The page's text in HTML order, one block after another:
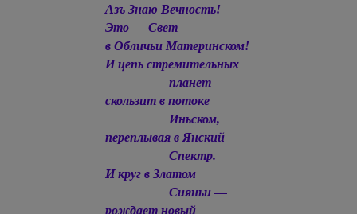
Азъ Знаю Вечность!
Это — Свет
в Обличьи Материнском!
И цепь стремительных
планет
cкользит в потоке
Иньском,
переплывая в Янский
Спектр.
И круг в Златом
Сияньи —
рождает новый